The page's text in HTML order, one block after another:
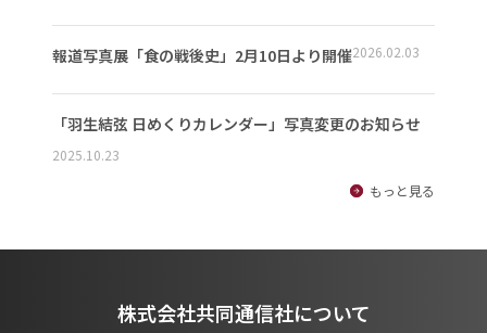
報道写真展「食の戦後史」2月10日より開催2026.02.03
「羽生結弦 日めくりカレンダー」写真変更のお知らせ
2025.10.23
もっと見る
株式会社共同通信社について